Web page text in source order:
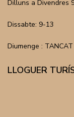
Dilluns a Divendres
Dissabte: 9-13
Diumenge : TANCAT
LLOGUER